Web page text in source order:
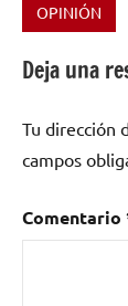
Italia,
Coil,
Metal,
Alternativo,
Metal
OPINIÓN
Deja una
Tu dirección
campos
Comentario